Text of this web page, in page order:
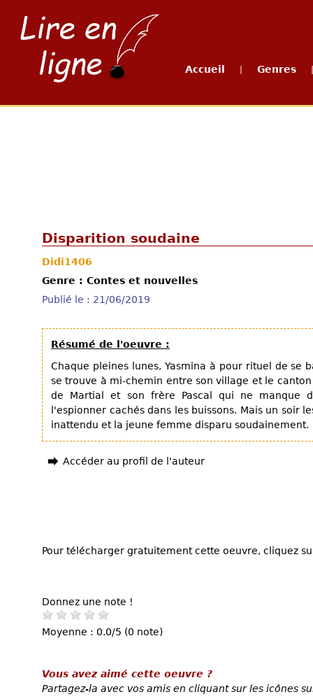
Accueil Genres
Disparition soudaine
Didi1406
Genre : Contes et nouvelles
Publié le : 21/06/2019
Résumé de l'oeuvre :
Chaque pleines lunes, Yasmina à pour rituel de se
se trouve à mi-chemin entre son village et le
de Martial et son frère Pascal qui ne manque
l'espionner cachés dans les buissons. Mais un soir
inattendu et la jeune femme disparu soudainement.
Accéder au profil de l'auteur
Pour télécharger gratuitement cette oeuvre, cliquez
Donnez une note !
Moyenne : 0.0/5 (0 note)
Vous avez aimé cette oeuvre ?
Partagez-la avec vos amis en cliquant sur les icônes